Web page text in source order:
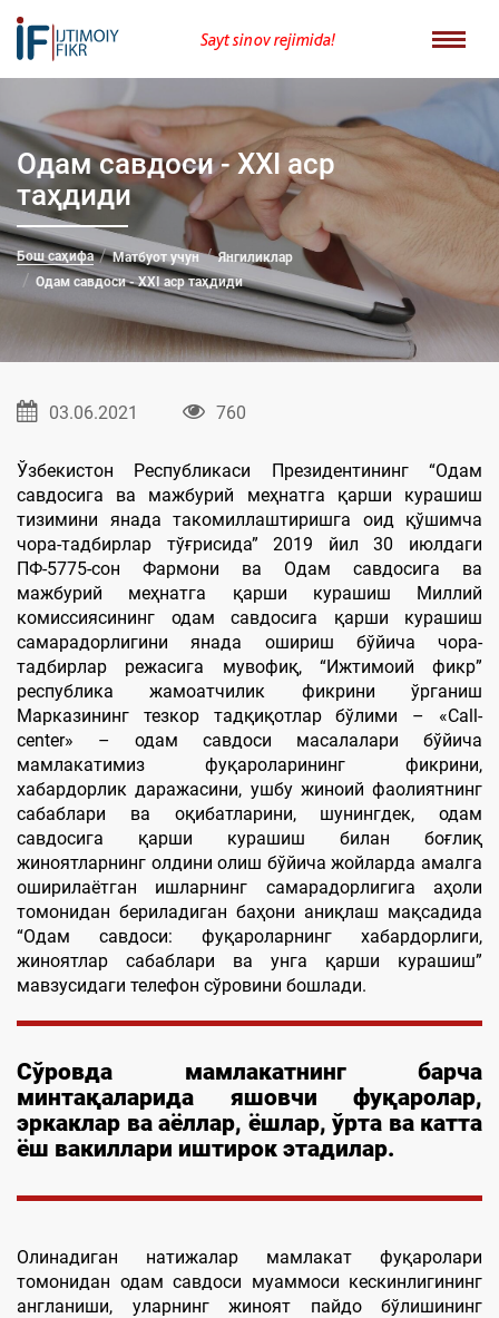
Sayt sinov rejimida!
Одам савдоси - XXI аср
таҳдиди
Бош саҳифа Матбуот учун
Янгиликлар
Одам савдоси - XXI аср таҳдиди
03.06.2021 760
Ўзбекистон Республикаси Президентининг “Одам
савдосига ва мажбурий меҳнатга қарши курашиш
тизимини янада такомиллаштиришга оид қўшимча
чора-тадбирлар тўғрисида” 2019 йил 30 июлдаги
ПФ-5775-сон Фармони ва Одам савдосига ва
мажбурий меҳнатга қарши курашиш Миллий
комиссиясининг одам савдосига қарши курашиш
самарадорлигини янада ошириш бўйича чора-
тадбирлар режасига мувофиқ, “Ижтимоий фикр”
республика жамоатчилик фикрини ўрганиш
Марказининг тезкор тадқиқотлар бўлими – «Call-
center» – одам савдоси масалалари бўйича
мамлакатимиз фуқароларининг фикрини,
хабардорлик даражасини, ушбу жиноий фаолиятнинг
сабаблари ва оқибатларини, шунингдек, одам
савдосига қарши курашиш билан боғлиқ
жиноятларнинг олдини олиш бўйича жойларда амалга
оширилаётган ишларнинг самарадорлигига аҳоли
томонидан бериладиган баҳони аниқлаш мақсадида
“Одам савдоси: фуқароларнинг хабардорлиги,
жиноятлар сабаблари ва унга қарши курашиш”
мавзусидаги телефон сўровини бошлади.
Сўровда мамлакатнинг барча
минтақаларида яшовчи фуқаролар,
эркаклар ва аёллар, ёшлар, ўрта ва катта
ёш вакиллари иштирок этадилар.
Олинадиган натижалар мамлакат фуқаролари
томонидан одам савдоси муаммоси кескинлигининг
англаниши, уларнинг жиноят пайдо бўлишининг